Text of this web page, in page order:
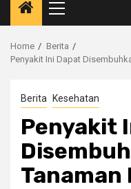
Primary
Menu
Home
Berita
Penyakit Ini Dapat
Berita Kesehatan
Penyakit
Tanaman